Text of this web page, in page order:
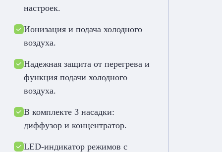
настроек.
Ионизация и подача холодного
воздуха.
Надежная защита от перегрева и
функция подачи холодного
воздуха.
В комплекте 3 насадки:
диффузор и концентратор.
LED-индикатор режимов с